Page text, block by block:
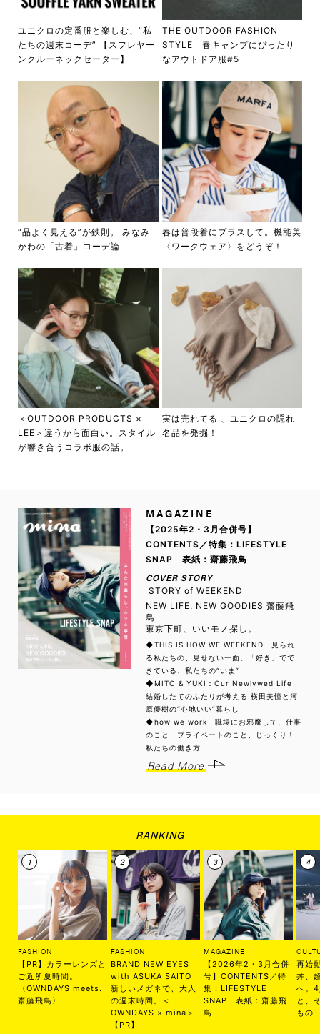
ユニクロの定番服と楽しむ、“私
たちの週末コーデ” 【スフレヤー
ンクルーネックセーター】
THE OUTDOOR FASHION
STYLE 春キャンプにぴったり
なアウトドア服#5
“品よく見える”が鉄則。 みなみ
かわの「古着」コーデ論
春は普段着にプラスして。機能美
〈ワークウェア〉をどうぞ！
＜OUTDOOR PRODUCTS ×
LEE＞違うから面白い。スタイル
が響き合うコラボ服の話。
実は売れてる 、ユニクロの隠れ
名品を発掘！
MAGAZINE
【2025年2・3月合併号】
CONTENTS／特集：LIFESTYLE
SNAP 表紙：齋藤飛鳥
COVER STORY
STORY of WEEKEND
NEW LIFE, NEW GOODIES 齋藤飛
鳥
東京下町、いいモノ探し。
◆THIS IS HOW WE WEEKEND 見られ
る私たちの、見せない一面。「好き」でで
きている、私たちの“いま”
◆MITO & YUKI：Our Newlywed Life
結婚したてのふたりが考える 横田美憧と河
原優樹の“心地いい”暮らし
◆how we work 職場にお邪魔して、仕事
のこと、プライベートのこと、じっくり！
私たちの働き方
Read More
RANKING
FASHION
【PR】カラーレンズと
ご近所夏時間。
〈OWNDAYS meets.
齋藤飛鳥〉
FASHION
BRAND NEW EYES
with ASUKA SAITO
新しいメガネで、大人
の週末時間。＜
OWNDAYS × mina＞
【PR】
MAGAZINE
【2026年2・3月合併
号】CONTENTS／特
集：LIFESTYLE
SNAP 表紙：齋藤飛
鳥
再始
丼、
へ。
と、
もの